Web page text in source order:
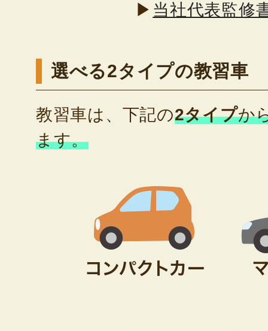
▶ 当社代表監修
選べる2タイプの教習車
教習車は、下記の2タイプか
ます。